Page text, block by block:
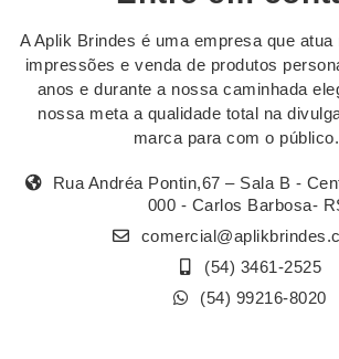
A Aplik Brindes é uma empresa que atua
impressões e venda de produtos
anos e durante a nossa caminhada
nossa meta a qualidade total na
marca para com o público.
Rua Andréa Pontin,67 – Sala B -
000 - Carlos Barbosa-
(54) 3461-2525
(54) 99216-8020